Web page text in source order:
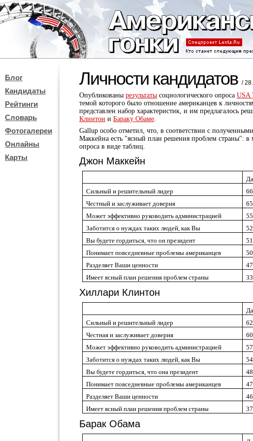
Блог
Кандидаты
Рейтинги
Словарь
Фотогалереи
Онлайны
Карты
Личности кандидатов /
Опубликованы результаты социологического опроса USA
темой которого было отношение американцев к
представлен набор характеристик, и им предлагалось
Клинтон и Бараку Обаме.
Gallup особо отметил, что, в соответствии с
Маккейна есть "ясный план решения проблем страны": в
опроса в виде таблиц.
Джон Маккейн
Да
Сильный и решительный лидер
Честный и заслуживает доверия
Может эффективно руководить администрацией
Заботится о нуждах таких людей, как Вы
Вы будете гордиться, что он президент
Понимает повседневные проблемы американцев
Разделяет Ваши ценности
Имеет ясный план решения проблем страны
Хиллари Клинтон
Да
Сильный и решительный лидер
Честная и заслуживает доверия
Может эффективно руководить администрацией
Заботится о нуждах таких людей, как Вы
Вы будете гордиться, что она президент
Понимает повседневные проблемы американцев
Разделяет Ваши ценности
Имеет ясный план решения проблем страны
Барак Обама